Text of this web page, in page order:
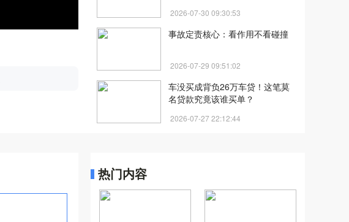
2026-07-30 09:30:53
事故定责核心：看作用不看碰撞
2026-07-29 09:51:02
车没买成背负26万车贷！这笔莫
名贷款究竟该谁买单？
2026-07-27 22:12:44
热门内容